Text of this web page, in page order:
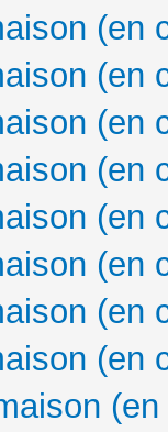
(en
(en
(en
(en
(en
(en
(en
(en